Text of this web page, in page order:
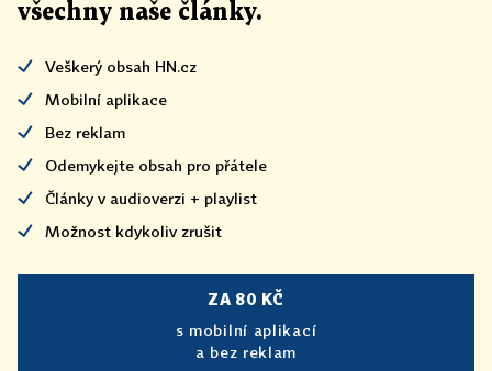
všechny naše články.
Veškerý obsah HN.cz
Mobilní aplikace
Bez reklam
Odemykejte obsah pro přátele
Články v audioverzi + playlist
Možnost kdykoliv zrušit
ZA 80 KČ
s mobilní aplikací
a bez reklam